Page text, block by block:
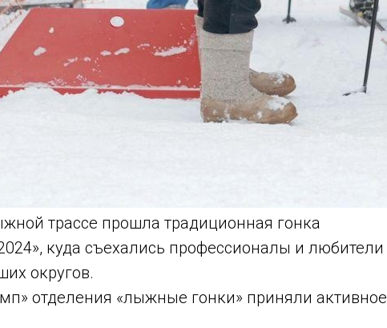
трассе прошла традиционная гонка
куда съехались профессионалы и любители
округов.
отделения «лыжные гонки» приняли активное